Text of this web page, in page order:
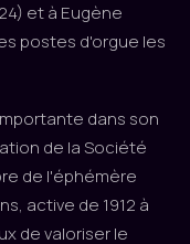
et à Eugène
postes d'orgue les
dans son
de la Société
de l'éphémère
active de 1912 à
de valoriser le